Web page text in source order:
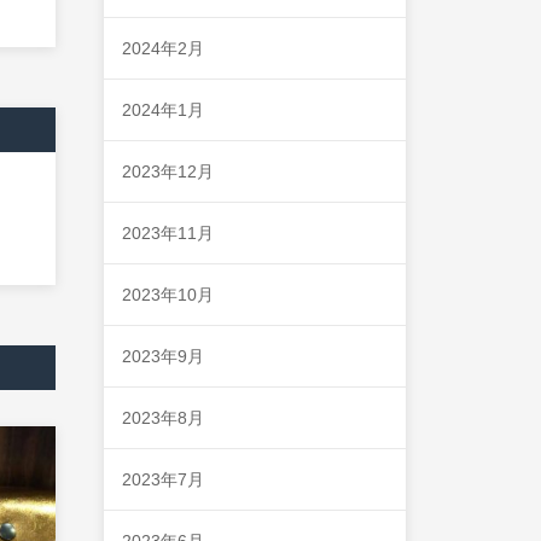
2024年2月
2024年1月
2023年12月
2023年11月
2023年10月
2023年9月
2023年8月
2023年7月